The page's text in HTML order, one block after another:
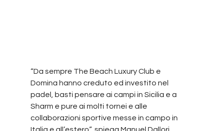
“Da sempre The Beach Luxury Club e
Domina hanno creduto ed investito nel
padel, basti pensare ai campi in Sicilia e a
Sharm e pure ai molti tornei e alle
collaborazioni sportive messe in campo in